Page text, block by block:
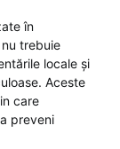
în
trebuie
locale și
Aceste
care
preveni